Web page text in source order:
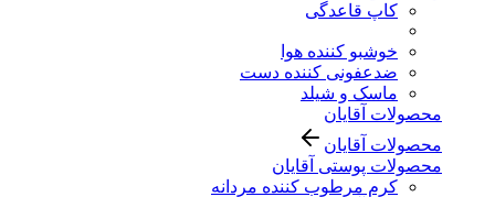
کاپ قاعدگی
خوشبو کننده هوا
ضدعفونی کننده دست
ماسک و شیلد
محصولات آقایان
محصولات آقایان
محصولات پوستی آقایان
کرم مرطوب کننده مردانه